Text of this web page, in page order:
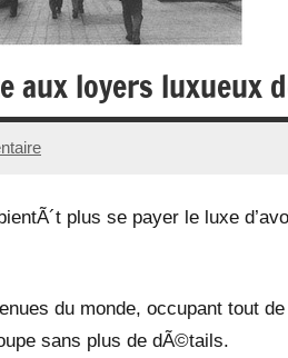
aux loyers luxueux
plus se payer le luxe
du monde, occupant tout
sans plus de dÃ©tails.